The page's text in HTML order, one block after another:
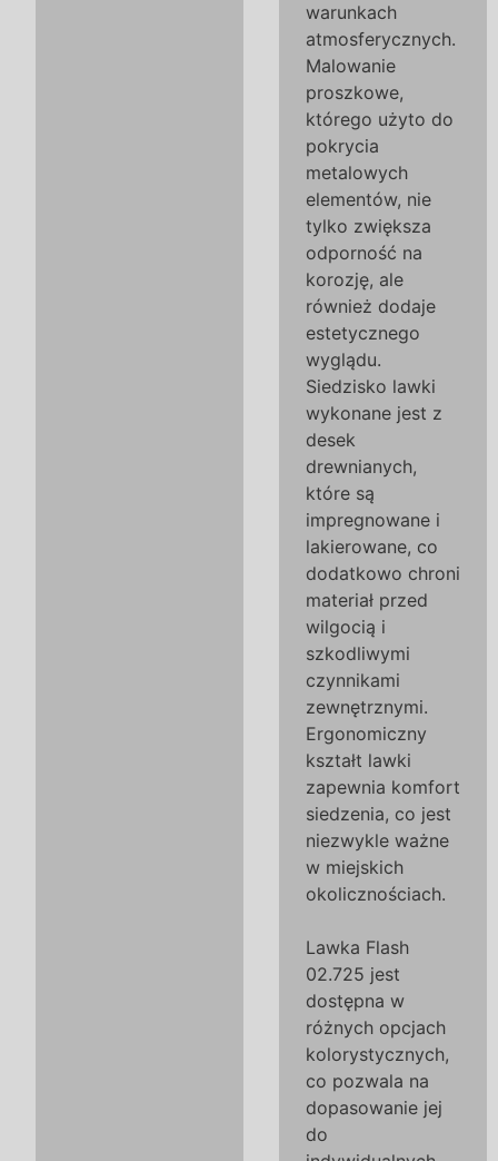
warunkach
atmosferycznych.
Malowanie
proszkowe,
którego użyto do
pokrycia
metalowych
elementów, nie
tylko zwiększa
odporność na
korozję, ale
również dodaje
estetycznego
wyglądu.
Siedzisko lawki
wykonane jest z
desek
drewnianych,
które są
impregnowane i
lakierowane, co
dodatkowo chroni
materiał przed
wilgocią i
szkodliwymi
czynnikami
zewnętrznymi.
Ergonomiczny
kształt lawki
zapewnia komfort
siedzenia, co jest
niezwykle ważne
w miejskich
okolicznościach.
Lawka Flash
02.725 jest
dostępna w
różnych opcjach
kolorystycznych,
co pozwala na
dopasowanie jej
do